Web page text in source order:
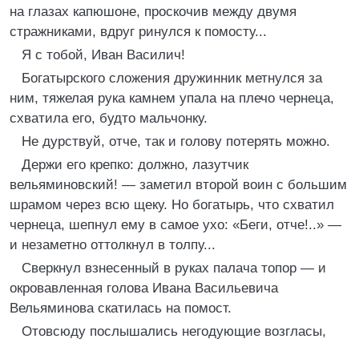
на глазах капюшоне, проскочив между двумя
стражниками, вдруг ринулся к помосту...
Я с тобой, Иван Василич!
Богатырского сложения дружинник метнулся за
ним, тяжелая рука камнем упала на плечо чернеца,
схватила его, будто мальчонку.
Не дурствуй, отче, так и голову потерять можно.
Держи его крепко: должно, лазутчик
вельяминовский! — заметил второй воин с большим
шрамом через всю щеку. Но богатырь, что схватил
чернеца, шепнул ему в самое ухо: «Беги, отче!..» —
и незаметно оттолкнул в толпу...
Сверкнул взнесенный в руках палача топор — и
окровавленная голова Ивана Васильевича
Вельяминова скатилась на помост.
Отовсюду послышались негодующие возгласы,